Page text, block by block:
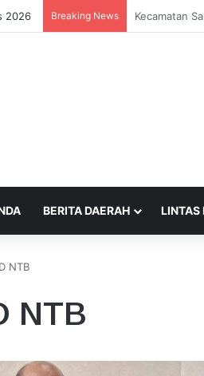
2026 Breaking News Alunan
BERITA DAERAH LINTAS
NTB
NTB